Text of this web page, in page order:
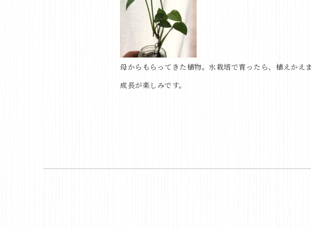
母からもらってきた植物。水栽培で育ったら、植えかえ
成長が楽しみです。